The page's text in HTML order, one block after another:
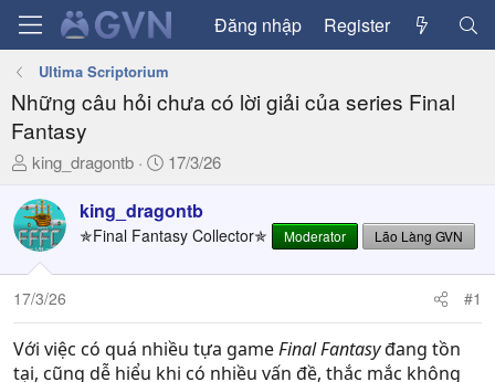
Đăng nhập Register
Ultima Scriptorium
Những câu hỏi chưa có lời giải của series Final
Fantasy
T
r
e
a
d
s
t
a
r
king_dragontb
N
à
y
ử
17/3/26
king_dragontb
✯Final Fantasy Collector✯ Moderator Lão Làng GVN
17/3/26 #1
Với việc có quá nhiều tựa gameFinal Fantasyđang tồn
tại, cũng dễ hiểu khi có nhiều vấn đề, thắc mắc không